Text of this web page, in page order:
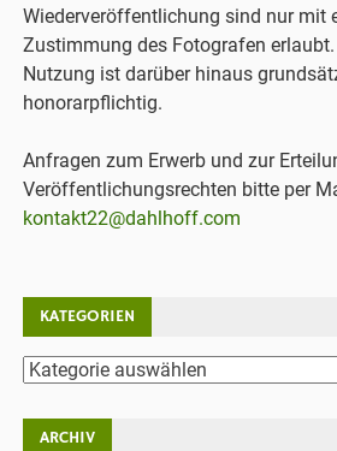
Wiederveröffentlichung sind nur mit
Zustimmung des Fotografen
Nutzung ist darüber hinaus
honorarpflichtig.
Anfragen zum Erwerb und zur
Veröffentlichungsrechten bitte per
kontakt22@dahlhoff.com
KATEGORIEN
Kategorien
ARCHIV